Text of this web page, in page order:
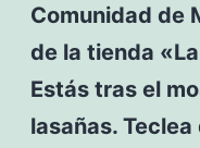
Comunidad de
de la tienda
Estás tras el
lasañas.